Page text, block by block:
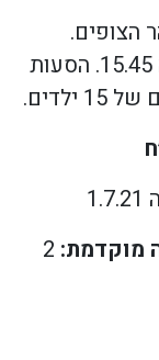
הצופים.
ההסעה תגיע להר הצופים בשעה 15.45. הסעות
מוקדמת: 2